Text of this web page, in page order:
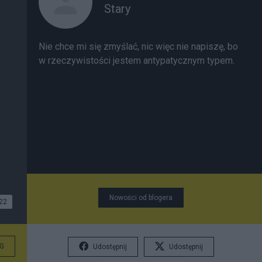
22
Stary
Nie chce mi się zmyślać, nic więc nie napiszę, bo
w rzeczywistości jestem antypatycznym typem.
Nowości od blogera
Udostępnij Udostępnij